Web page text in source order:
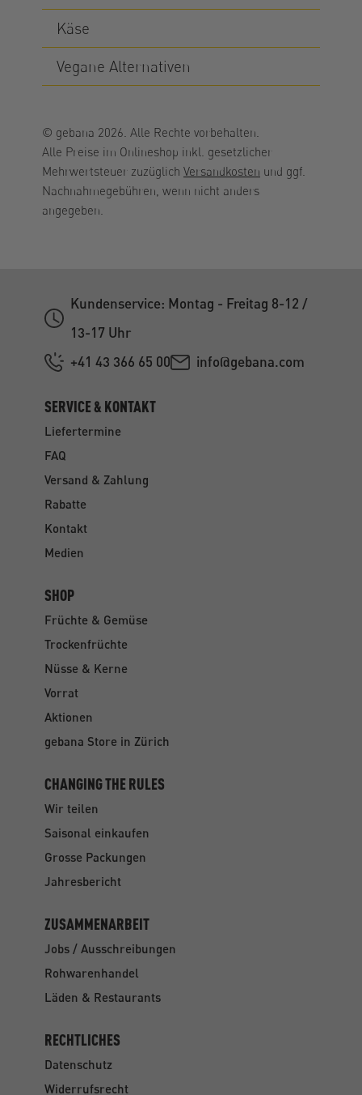
Käse
Vegane Alternativen
© gebana 2026. Alle Rechte vorbehalten.
Alle Preise im Onlineshop inkl. gesetzlicher
Mehrwertsteuer zuzüglich Versandkosten und ggf.
Nachnahmegebühren, wenn nicht anders
angegeben.
Kundenservice: Montag - Freitag 8-12 /
13-17 Uhr
+41 43 366 65 00
info@gebana.com
SERVICE & KONTAKT
Liefertermine
FAQ
Versand & Zahlung
Rabatte
Kontakt
Medien
SHOP
Früchte & Gemüse
Trockenfrüchte
Nüsse & Kerne
Vorrat
Aktionen
gebana Store in Zürich
CHANGING THE RULES
Wir teilen
Saisonal einkaufen
Grosse Packungen
Jahresbericht
ZUSAMMENARBEIT
Jobs / Ausschreibungen
Rohwarenhandel
Läden & Restaurants
RECHTLICHES
Datenschutz
Widerrufsrecht